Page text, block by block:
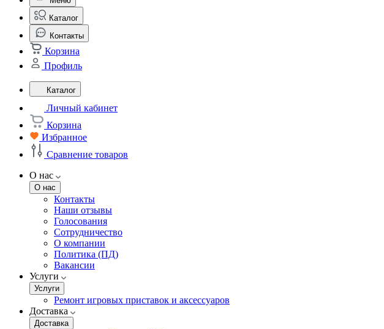
Каталог
Контакты
Корзина
Профиль
Каталог
Личный кабинет
Корзина
Избранное
Сравнение товаров
О нас
О нас
Контакты
Наши отзывы
Голосования
Сотрудничество
О компании
Политика (ПД)
Вакансии
Услуги
Услуги
Ремонт игровых приставок и аксессуаров
Доставка
Доставка